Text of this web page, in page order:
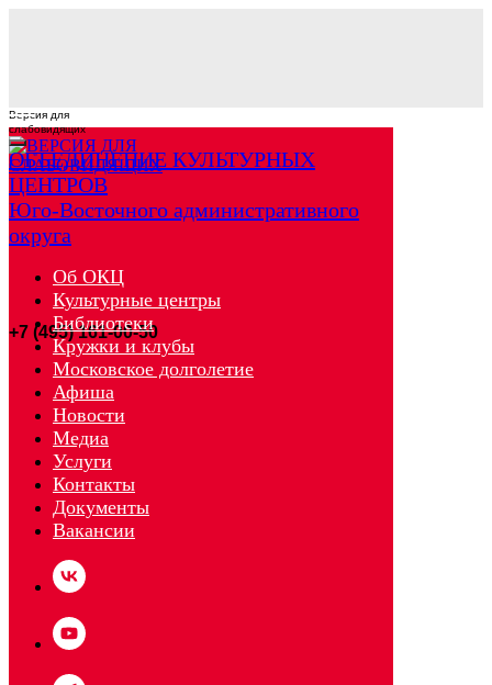
Версия для
слабовидящих
+7 (495) 161-00-50
ОБЪЕДИНЕНИЕ КУЛЬТУРНЫХ
ЦЕНТРОВ
Юго-Восточного административного
округа
Об ОКЦ
Культурные центры
Библиотеки
Кружки и клубы
Московское долголетие
Афиша
Новости
Медиа
Услуги
Контакты
Документы
Вакансии